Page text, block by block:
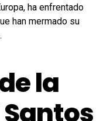
ha enfrentado
han mermado su
la